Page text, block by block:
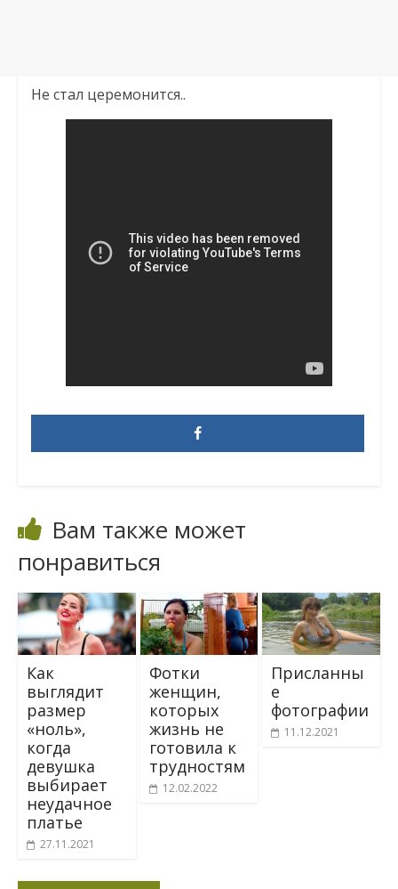
Не стал церемонится..
Вам также может
понравиться
Как
выглядит
размер
«ноль»,
когда
девушка
выбирает
неудачное
платье
27.11.2021
Фотки
женщин,
которых
жизнь не
готовила к
трудностям
12.02.2022
Присланны
е
фотографии
11.12.2021